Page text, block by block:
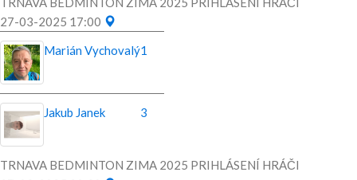
27-03-2025 17:00
Marián Vychovalý1
Jakub Janek 3
TRNAVA BEDMINTON ZIMA 2025 PRIHLÁSENÍ HRÁČI